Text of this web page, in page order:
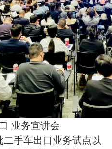
业务宣讲会
手车出口业务试点以